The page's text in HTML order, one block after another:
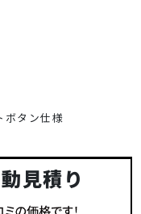
ボタン仕様
見積り